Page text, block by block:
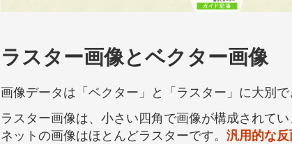
ラスター画像とベクター画像
画像データは「ベクター」と「ラスター」に大別で
ラスター画像は、小さい四角で画像が構成されてい
ネットの画像はほとんどラスターです。 汎用的な